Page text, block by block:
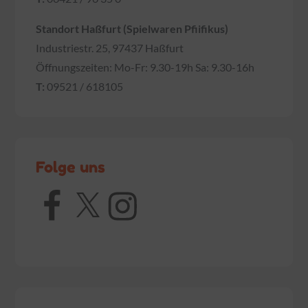
Standort Haßfurt (Spielwaren Pfiifikus)
Industriestr. 25, 97437 Haßfurt
Öffnungszeiten: Mo-Fr: 9.30-19h Sa: 9.30-16h
T: 09521 / 618105
Folge uns
Facebook
X Instagram